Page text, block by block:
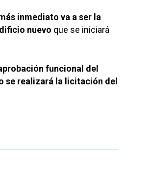
inmediato va a ser la
nuevo que se iniciará
funcional del
se realizará la licitación del